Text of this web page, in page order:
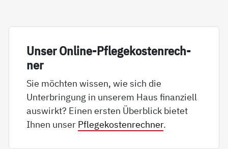
Un­ser On­li­ne-Pf­le­ge­kos­ten­rech­
ner
Sie möchten wissen, wie sich die
Unterbringung in unserem Haus finanziell
auswirkt? Einen ersten Überblick bietet
Ihnen unser Pflegekostenrechner.